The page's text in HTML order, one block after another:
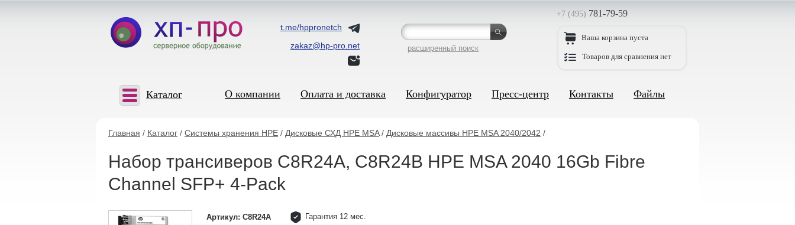
t.me/hppronetch
zakaz@hp-pro.net
расширенный поиск
+7 (495) 781-79-59
Ваша корзина пуста
Товаров для сравнения нет
Каталог О компании Оплата и доставка Конфигуратор Пресс-центр Контакты Файлы
Главная / Каталог / Системы хранения HPE / Дисковые СХД HPE MSA/ Дисковые массивы HPE MSA 2040/2042 /
Набор трансиверов C8R24A, C8R24B HPE MSA 2040 16Gb Fibre
Channel SFP+ 4-Pack
Артикул: C8R24A Гарантия 12 мес.